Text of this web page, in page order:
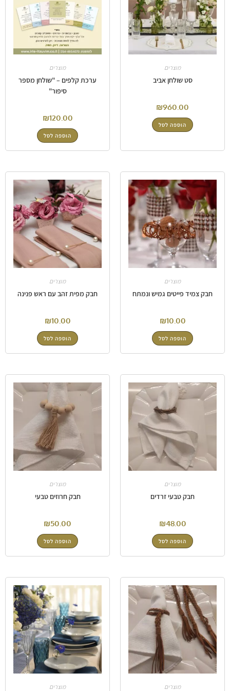
מוצרים
סט שולחן אביב
₪960.00
הוספה לסל
מוצרים
ערכת קלפים – "שולחן מספר
סיפור"
₪120.00
הוספה לסל
מוצרים
חבק צמיד פייטים גמיש ונמתח
₪10.00
הוספה לסל
מוצרים
חבק מפית זהב עם ראש פנינה
₪10.00
הוספה לסל
מוצרים
חבק טבעי זרדים
₪48.00
הוספה לסל
מוצרים
חבק חרוזים טבעי
₪50.00
הוספה לסל
מוצרים מוצרים